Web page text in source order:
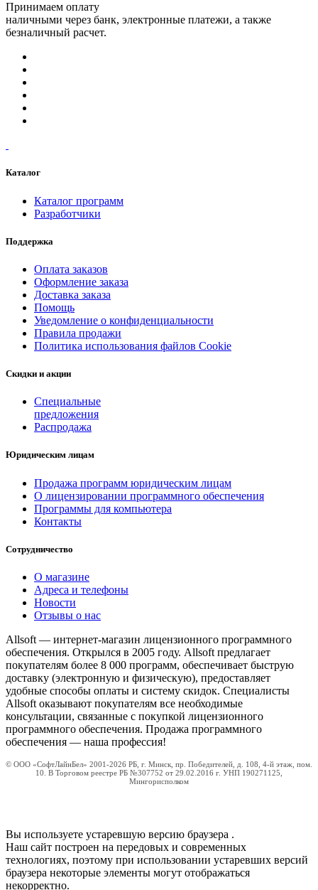
Принимаем оплату
наличными через банк, электронные платежи, а также
безналичный расчет.
Каталог
Каталог программ
Разработчики
Поддержка
Оплата заказов
Оформление заказа
Доставка заказа
Помощь
Уведомление о конфиденциальности
Правила продажи
Политика использования файлов Cookie
Скидки и акции
Специальные
предложения
Распродажа
Юридическим лицам
Продажа программ юридическим лицам
О лицензировании программного обеспечения
Программы для компьютера
Контакты
Сотрудничество
О магазине
Адреса и телефоны
Новости
Отзывы о нас
Allsoft — интернет-магазин лицензионного программного
обеспечения. Открылся в 2005 году. Allsoft предлагает
покупателям более 8 000 программ, обеспечивает быструю
доставку (электронную и физическую), предоставляет
удобные способы оплаты и систему скидок. Специалисты
Allsoft оказывают покупателям все необходимые
консультации, связанные с покупкой лицензионного
программного обеспечения. Продажа программного
обеспечения — наша профессия!
© ООО «СофтЛайнБел» 2001-2026 РБ, г. Минск, пр. Победителей, д. 108, 4-й этаж, пом.
10. В Торговом реестре РБ №307752 от 29.02.2016 г. УНП 190271125,
Мингорисполком
Вы используете устаревшую версию браузера .
Наш сайт построен на передовых и современных
технологиях, поэтому при использовании устаревших версий
браузера некоторые элементы могут отображаться
некорректно.